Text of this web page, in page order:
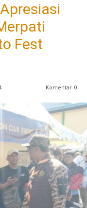
Fest
Komentar 0